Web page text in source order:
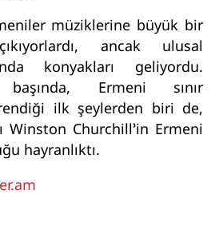
müziklerine büyük bir
ancak ulusal
konyakları geliyordu.
Ermeni sınır
ilk şeylerden biri de,
Winston Churchill’in Ermeni
hayranlıktı.